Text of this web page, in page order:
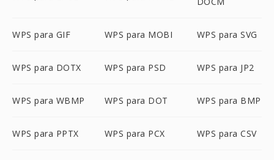
WPS para GIF WPS para MOBI WPS para SVG
WPS para DOTX WPS para PSD WPS para JP2
WPS para WBMP WPS para DOT WPS para BMP
WPS para PPTX WPS para PCX WPS para CSV